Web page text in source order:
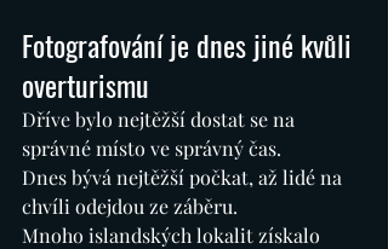
Fotografování je dnes jiné kvůli
overturismu
Dříve bylo nejtěžší dostat se na
správné místo ve správný čas.
Dnes bývá nejtěžší počkat, až lidé na
chvíli odejdou ze záběru.
Mnoho islandských lokalit získalo